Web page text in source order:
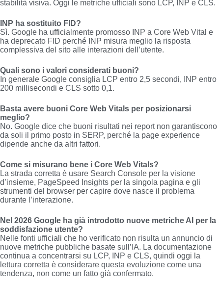
stabilità visiva. Oggi le metriche ufficiali sono LCP, INP e CLS.
INP ha sostituito FID?
Sì. Google ha ufficialmente promosso INP a Core Web Vital e
ha deprecato FID perché INP misura meglio la risposta
complessiva del sito alle interazioni dell’utente.
Quali sono i valori considerati buoni?
In generale Google consiglia LCP entro 2,5 secondi, INP entro
200 millisecondi e CLS sotto 0,1.
Basta avere buoni Core Web Vitals per posizionarsi
meglio?
No. Google dice che buoni risultati nei report non garantiscono
da soli il primo posto in SERP, perché la page experience
dipende anche da altri fattori.
Come si misurano bene i Core Web Vitals?
La strada corretta è usare Search Console per la visione
d’insieme, PageSpeed Insights per la singola pagina e gli
strumenti del browser per capire dove nasce il problema
durante l’interazione.
Nel 2026 Google ha già introdotto nuove metriche AI per la
soddisfazione utente?
Nelle fonti ufficiali che ho verificato non risulta un annuncio di
nuove metriche pubbliche basate sull’IA. La documentazione
continua a concentrarsi su LCP, INP e CLS, quindi oggi la
lettura corretta è considerare questa evoluzione come una
tendenza, non come un fatto già confermato.